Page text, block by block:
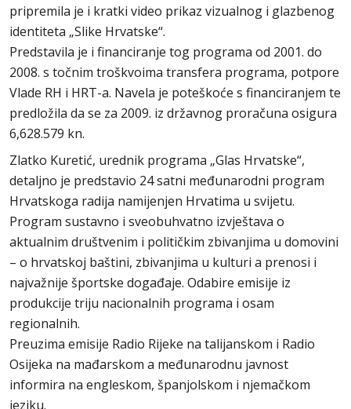
pripremila je i kratki video prikaz vizualnog i glazbenog
identiteta „Slike Hrvatske“.
Predstavila je i financiranje tog programa od 2001. do
2008. s točnim troškvoima transfera programa, potpore
Vlade RH i HRT-a. Navela je poteškoće s financiranjem te
predložila da se za 2009. iz državnog proračuna osigura
6,628.579 kn.
Zlatko Kuretić, urednik programa „Glas Hrvatske“,
detaljno je predstavio 24 satni međunarodni program
Hrvatskoga radija namijenjen Hrvatima u svijetu.
Program sustavno i sveobuhvatno izvještava o
aktualnim društvenim i političkim zbivanjima u domovini
– o hrvatskoj baštini, zbivanjima u kulturi a prenosi i
najvažnije športske događaje. Odabire emisije iz
produkcije triju nacionalnih programa i osam
regionalnih.
Preuzima emisije Radio Rijeke na talijanskom i Radio
Osijeka na mađarskom a međunarodnu javnost
informira na engleskom, španjolskom i njemačkom
jeziku.